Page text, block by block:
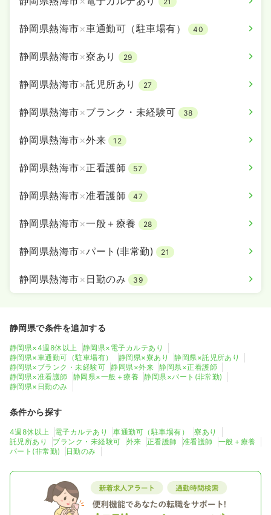
静岡県熱海市×車通勤可（駐車場有） 40
静岡県熱海市×寮あり 29
静岡県熱海市×託児所あり 27
静岡県熱海市×ブランク・未経験可 38
静岡県熱海市×外来 12
静岡県熱海市×正看護師 57
静岡県熱海市×准看護師 47
静岡県熱海市×一般＋療養 28
静岡県熱海市×パート(非常勤) 21
静岡県熱海市× 日勤のみ 39
静岡県で条件を追加する
静岡県×4週8休以上
静岡県×電子カルテあり
静岡県×車通勤可（駐車場有）
静岡県×寮あり
静岡県×託児所あり
静岡県×ブランク・未経験可
静岡県×外来
静岡県×正看護師
静岡県×准看護師
静岡県×一般＋療養
静岡県×パート(非常勤)
静岡県×日勤のみ
条件から探す
4週8休以上 電子カルテあり 車通勤可（駐車場有）
寮あり
託児所あり
ブランク・未経験可 外来 正看護師 准看護師
一般＋療養
パート(非常勤)
日勤のみ